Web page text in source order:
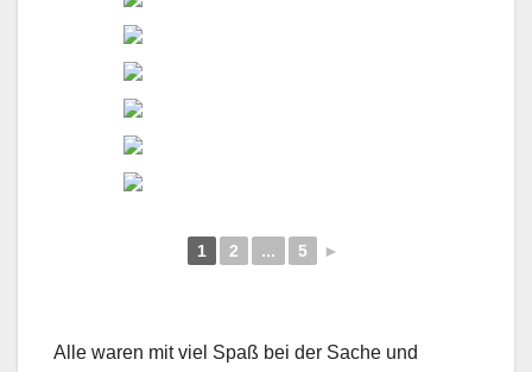
1 2 ... 5 ►
Alle waren mit viel Spaß bei der Sache und